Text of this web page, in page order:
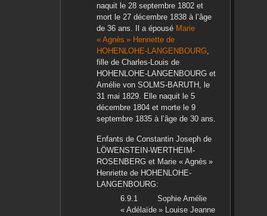
naquit le 28 septembre 1802et
mort le 27 décembre 1838à l’âge
de 36 ans. Il a épousé Marie
« Agnès » Henriettede
HOHENLOHE-LANGENBOURG,
fille de Charles-Louis de
HOHENLOHE-LANGENBOURGet
Amélievon SOLMS-BARUTH , le
31 mai 1829. Elle naquit le 5
décembre 1804et morte le 9
septembre 1835à l’âge de 30 ans.
Enfants de Constantin Josephde
LÖWENSTEIN-WERTHEIM-
ROSENBERGet Marie « Agnès »
Henriettede HOHENLOHE-
LANGENBOURG:
Sophie Amélie
« Adélaïde » Louise Jeanne